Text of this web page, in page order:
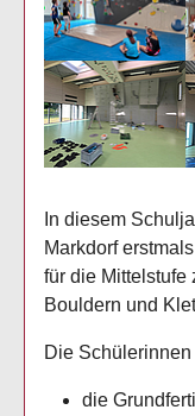
Show larger
In diesem
Markdorf
für die Mittelstufe
Bouldern und
Die
die